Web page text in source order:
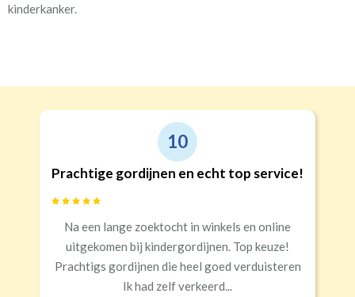
kinderkanker.
10
Prachtige gordijnen en echt top service!
Na een lange zoektocht in winkels en online
uitgekomen bij kindergordijnen. Top keuze!
Prachtigs gordijnen die heel goed verduisteren
Ik had zelf verkeerd...